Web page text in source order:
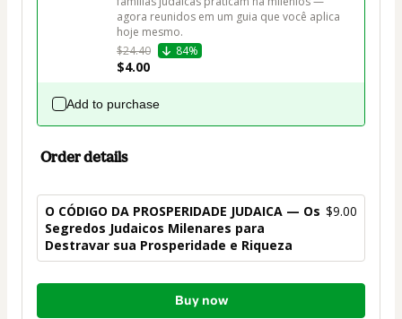
agora reunidos em um guia que você aplica
$24.40
84%
$4.00
Add to purchase
Order details
O CÓDIGO DA PROSPERIDADE JUDAICA — Os
Segredos Judaicos Milenares para
Destravar sua Prosperidade e Riqueza
$9.00
Total
Buy now